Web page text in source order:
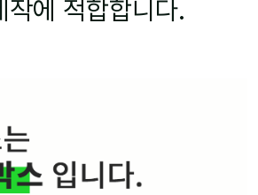
작에 적합합니다.